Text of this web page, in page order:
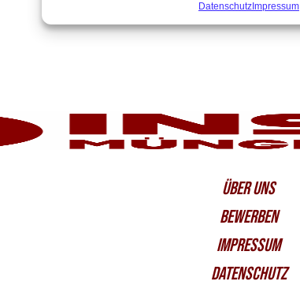
DatenschutzImpressum
ÜBER UNS
BEWERBEN
IMPRESSUM
DATENSCHUTZ